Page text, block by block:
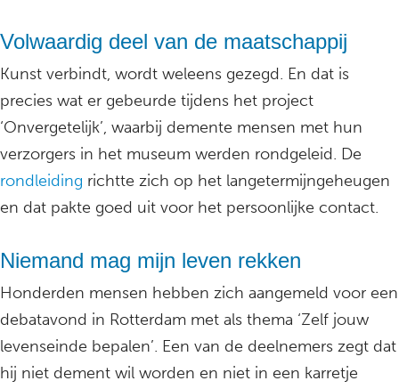
Volwaardig deel van de maatschappij
Kunst verbindt, wordt weleens gezegd. En dat is
precies wat er gebeurde tijdens het project
‘Onvergetelijk’, waarbij demente mensen met hun
verzorgers in het museum werden rondgeleid. De
rondleiding richtte zich op het langetermijngeheugen
en dat pakte goed uit voor het persoonlijke contact.
Niemand mag mijn leven rekken
Honderden mensen hebben zich aangemeld voor een
debatavond in Rotterdam met als thema ‘Zelf jouw
levenseinde bepalen’. Een van de deelnemers zegt dat
hij niet dement wil worden en niet in een karretje